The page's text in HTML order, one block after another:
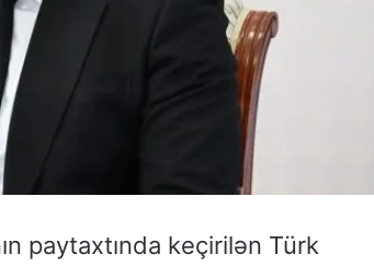
paytaxtında keçirilən Türk